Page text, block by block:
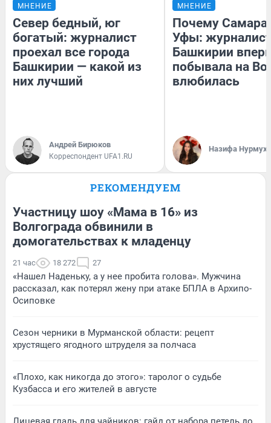
МНЕНИЕ
Север бедный, юг
богатый: журналист
проехал все города
Башкирии — какой из
них лучший
Андрей Бирюков
Корреспондент UFA1.RU
МНЕНИЕ
Почему Самара
Уфы:
Башкирии
побывала на
влюбилась
Назифа
РЕКОМЕНДУЕМ
Участницу шоу «Мама в 16» из
Волгограда обвинили в
домогательствах к младенцу
21 час 18 272 27
«Нашел Наденьку, а у нее пробита голова». Мужчина
рассказал, как потерял жену при атаке БПЛА в Архипо-
Осиповке
Сезон черники в Мурманской области: рецепт
хрустящего ягодного штруделя за полчаса
«Плохо, как никогда до этого»: таролог о судьбе
Кузбасса и его жителей в августе